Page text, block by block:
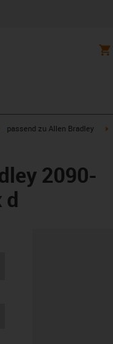
igus-icon-arrow-right
passend zu Allen Bradley
2090-
d